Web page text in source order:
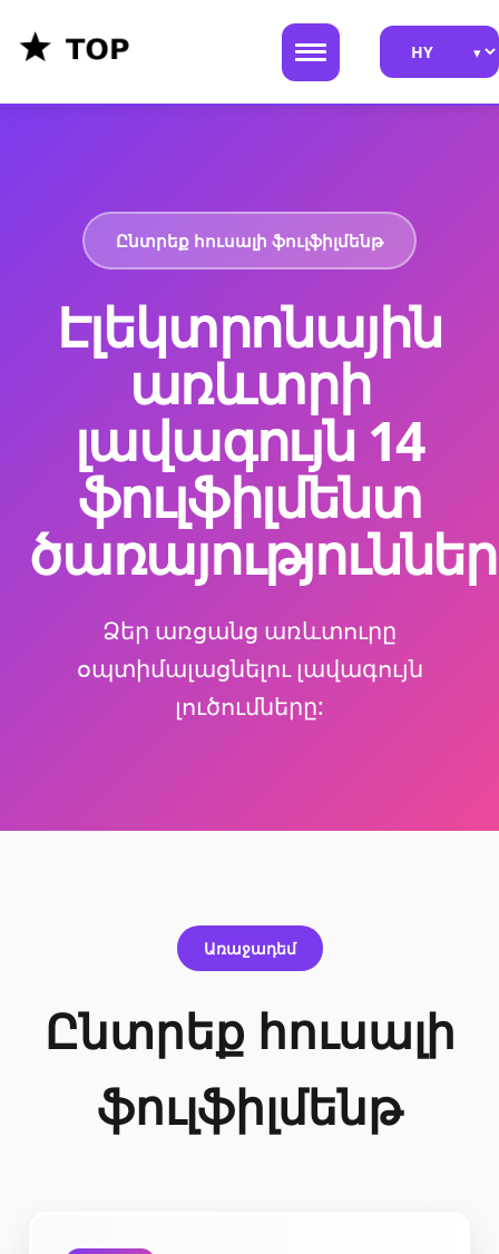
Ընտրեք հուսալի ֆուլֆիլմենթ
Էլեկտրոնային
առևտրի
լավագույն 14
ֆուլֆիլմենտ
Ձեր առցանց առևտուրը
օպտիմալացնելու լավագույն
լուծումները:
Առաջադեմ
Ընտրեք հուսալի
ֆուլֆիլմենթ